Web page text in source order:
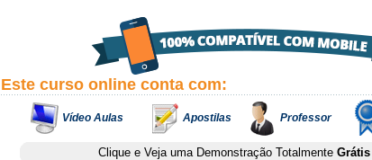
Este curso online conta com:
Vídeo Aulas Apostilas Professor
Clique e Veja uma Demonstração Totalmente Grátis